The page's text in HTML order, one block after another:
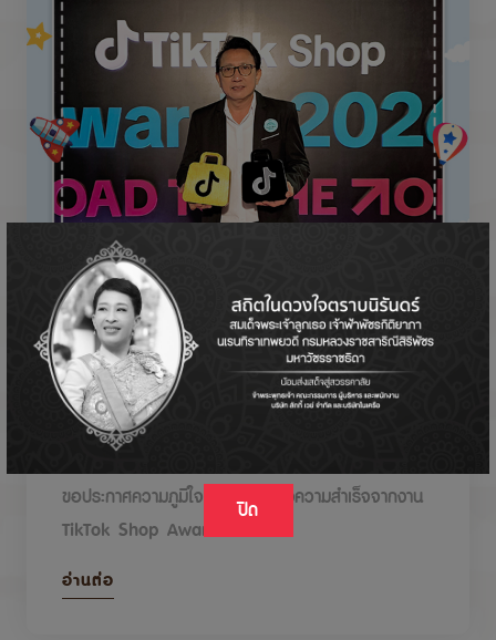
ปิด
DODOLOVE รับรางวัลในงาน TikTok Shop
Awards 2026
ขอประกาศความภูมิใจกับรางวัลแห่งความสำเร็จจากงาน
TikTok Shop Awards 2026
อ่านต่อ